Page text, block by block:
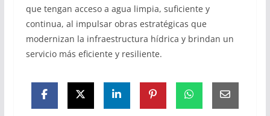
que tengan acceso a agua limpia, suficiente y
continua, al impulsar obras estratégicas que
modernizan la infraestructura hídrica y brindan un
servicio más eficiente y resiliente.